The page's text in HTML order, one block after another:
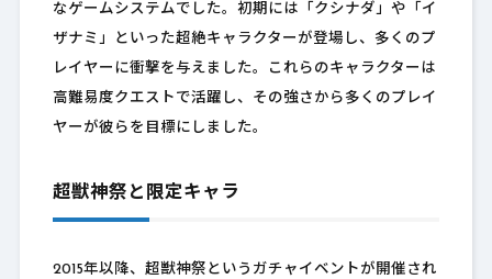
なゲームシステムでした。初期には「クシナダ」や「イ
ザナミ」といった超絶キャラクターが登場し、多くのプ
レイヤーに衝撃を与えました。これらのキャラクターは
高難易度クエストで活躍し、その強さから多くのプレイ
ヤーが彼らを目標にしました。
超獣神祭と限定キャラ
2015年以降、超獣神祭というガチャイベントが開催され